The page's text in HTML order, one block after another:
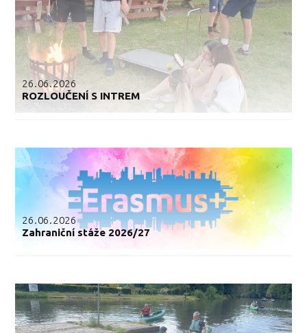
26.06.2026
ROZLOUČENÍ S INTREM
26.06.2026
Zahraniční stáže 2026/27